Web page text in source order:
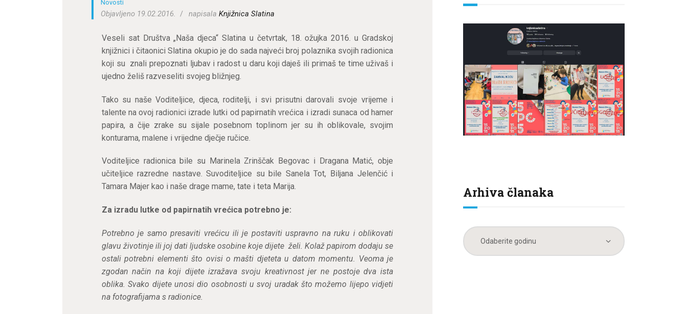
Novosti
Objavljeno 19.02.2016. napisalaKnjižnica Slatina
Veseli sat Društva „Naša djeca“ Slatina u četvrtak, 18. ožujka 2016. u Gradskoj
knjižnici i čitaonici Slatina okupio je do sada najveći broj polaznika svojih radionica
koji su znali prepoznati ljubav i radost u daru koji daješ ili primaš te time uživaš i
ujedno želiš razveseliti svojeg bližnjeg.
Tako su naše Voditeljice, djeca, roditelji, i svi prisutni darovali svoje vrijeme i
talente na ovoj radionici izrade lutki od papirnatih vrećica i izradi sunaca od hamer
papira, a čije zrake su sijale posebnom toplinom jer su ih oblikovale, svojim
konturama, malene i vrijedne dječje ručice.
Voditeljice radionica bile su Marinela Zrinščak Begovac i Dragana Matić, obje
učiteljice razredne nastave. Suvoditeljice su bile Sanela Tot, Biljana Jelenčić i
Tamara Majer kao i naše drage mame, tate i teta Marija.
Za izradu lutke od papirnatih vrećica potrebno je:
Potrebno je samo presaviti vrećicu ili je postaviti uspravno na ruku i oblikovati
glavu životinje ili joj dati ljudske osobine koje dijete želi. Kolaž papirom dodaju se
ostali potrebni elementi što ovisi o mašti djeteta u datom momentu. Veoma je
zgodan način na koji dijete izražava svoju kreativnost jer ne postoje dva ista
oblika. Svako dijete unosi dio osobnosti u svoj uradak što možemo lijepo vidjeti
na fotografijama s radionice.
Arhiva članaka